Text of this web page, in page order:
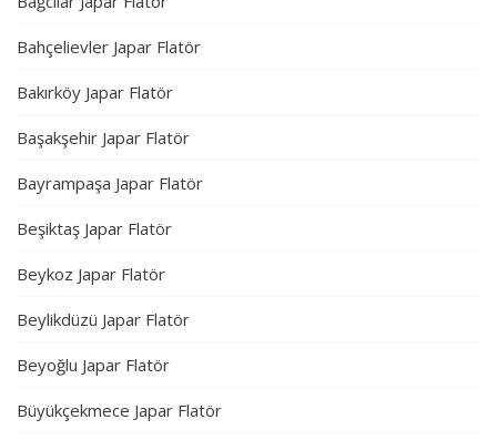
Bahçelievler Japar Flatör
Bakırköy Japar Flatör
Başakşehir Japar Flatör
Bayrampaşa Japar Flatör
Beşiktaş Japar Flatör
Beykoz Japar Flatör
Beylikdüzü Japar Flatör
Beyoğlu Japar Flatör
Büyükçekmece Japar Flatör